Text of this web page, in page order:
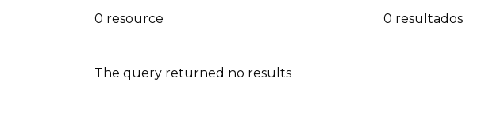
0 resource 0 resultados
The query returned no results